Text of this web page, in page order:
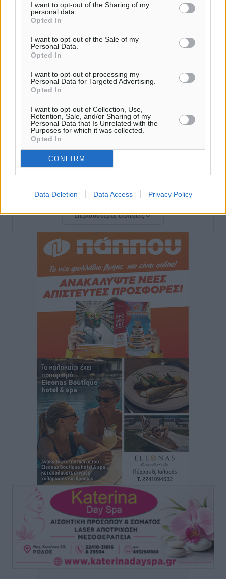
I want to opt-out of the Sharing of my
personal data.
Opted In
I want to opt-out of the Sale of my
Personal Data.
Opted In
I want to opt-out of processing my
Personal Data for Targeted Advertising.
Opted In
I want to opt-out of Collection, Use,
Retention, Sale, and/or Sharing of my
Personal Data that Is Unrelated with the
Purposes for which it was collected.
Opted In
CONFIRM
Data Deletion Data Access Privacy Policy
Ελλάδα
Τοπικές Ειδήσεις
Νέο ανακαινισμένο δημοτικό τουριστικό γραφείο
στην Πάτμο
Τοπικές Ειδήσεις• πριν 8 ώρες
Ρόδο ο Πρέσβης της Βραζιλίας στην Ελλάδα
Τοπικές Ειδήσεις• πριν 9 ώρες
Γερμανική αγορά: Έλλειψη προσιτών ξενοδοχείων
απειλεί τη ζήτηση για πακέτα διακοπών – Στο
επίκεντρο και η Ελλάδα
Νέο ξενοδοχείο στη Ρόδο για την H Hotels –
στην Κω
Τοπικές Ειδήσεις• πριν 9 ώρες
Αυτοκίνητο μπήκε παράνομα σε μονόδρομο στο
Μαστιχάρι – Αναποδογύρισε όχημα με μητέρα και
πριν 9 ώρες
“Η Ευρώπη αντιμετώπιζε το προσφυγικό σαν ταινία
τρόμου” – Η συγκλονιστική μαρτυρία της Χαρούλας
Γιασιράνη στον RV για τα γεγονότα που οδήγησαν στο
Σύμφωνο της Λέρου
Τοπικές Ειδήσεις • πριν 9 ώρες
Συναυλία με τον Γιάννη Κότσιρα στις 21 Αυγούστου
Πολιτιστικά• πριν 9 ώρες
Έκτακτη συνεδρίαση της Δημοτικής Επιτροπής Ρόδου
αύριο Παρασκευή 7 Αυγούστου
Τοπικές Ειδήσεις• πριν 9 ώρες
ΑΕΡΑ: Δεν σταματάει να ενισχύεται, νέο απόκτημα ο
Μητρόπουλος
Αθλητικά πριν 10 ώρες
Κλεάνθης: Δουλειές μετά ευχαριστιών στο γήπεδο,
Περισσότερες ειδήσεις